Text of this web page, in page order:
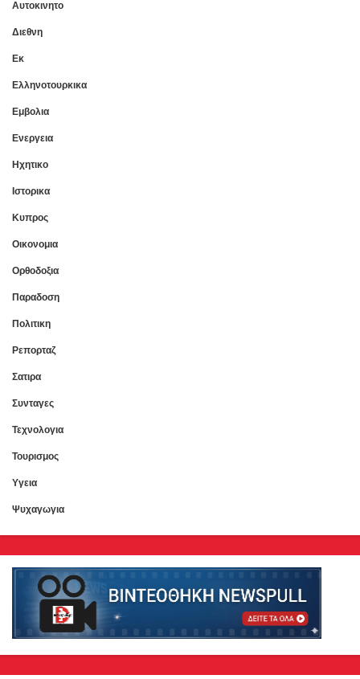
Αυτοκινητο
Διεθνη
Εκ
Ελληνοτουρκικα
Εμβολια
Ενεργεια
Ηχητικο
Ιστορικα
Κυπρος
Οικονομια
Ορθοδοξια
Παραδοση
Πολιτικη
Ρεπορταζ
Σατιρα
Συνταγες
Τεχνολογια
Τουρισμος
Υγεια
Ψυχαγωγια